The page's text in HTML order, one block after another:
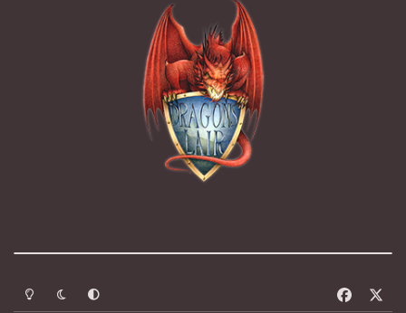
Modalità chiara
Modalità scuraSegui la preferenza del sistema